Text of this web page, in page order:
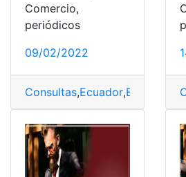
Comercio,
periódicos
09/02/2022
Consultas,Ecuador,Ejemplos